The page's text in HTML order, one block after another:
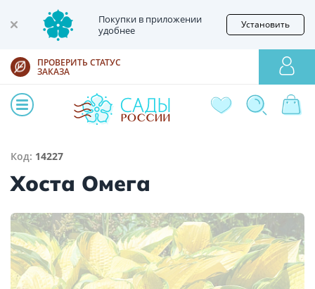
Покупки в приложении
удобнее
Установить
ПРОВЕРИТЬ СТАТУС
ЗАКАЗА
Код: 14227
Хоста Омега